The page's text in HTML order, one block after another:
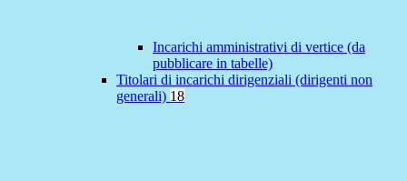
Incarichi amministrativi di vertice (da
pubblicare in tabelle)
Titolari di incarichi dirigenziali (dirigenti non
generali) 18